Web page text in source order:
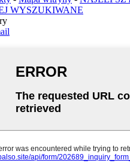
WYSZUKIWANE